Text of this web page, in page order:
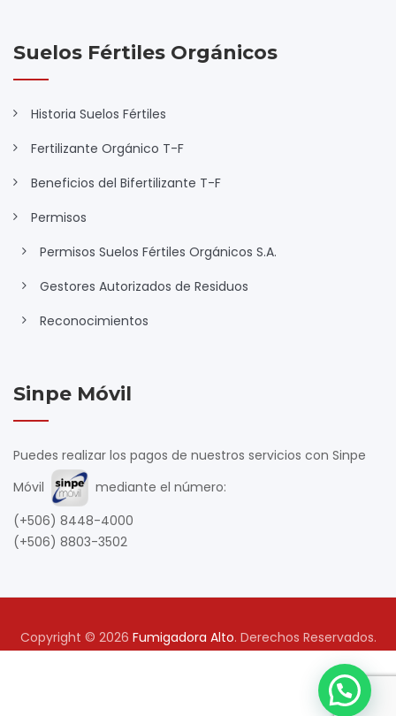
Suelos Fértiles Orgánicos
Historia Suelos Fértiles
Fertilizante Orgánico T-F
Beneficios del Bifertilizante T-F
Permisos
Permisos Suelos Fértiles Orgánicos S.A.
Gestores Autorizados de Residuos
Reconocimientos
Sinpe Móvil
Puedes realizar los pagos de nuestros servicios con Sinpe
Móvil
mediante el número:
(+506) 8448-4000
(+506) 8803-3502
Copyright © 2026 Fumigadora Alto. Derechos Reservados.